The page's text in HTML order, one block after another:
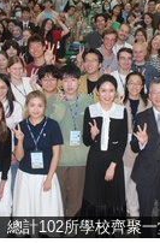
計102所學校齊聚一